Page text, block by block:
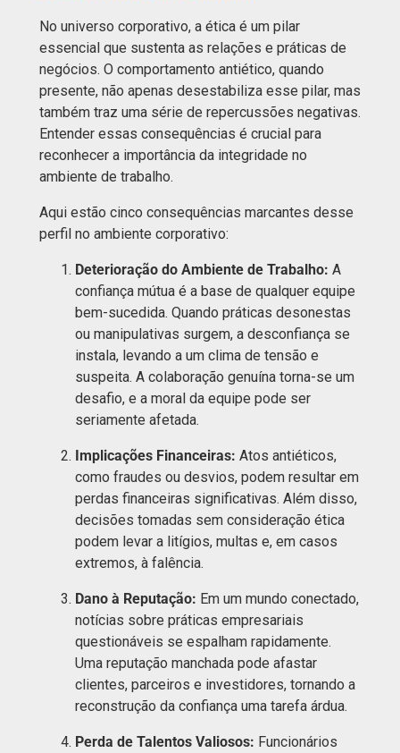
No universo corporativo, a ética é um pilar
essencial que sustenta as relações e práticas de
negócios. O comportamento antiético, quando
presente, não apenas desestabiliza esse pilar, mas
também traz uma série de repercussões negativas.
Entender essas consequências é crucial para
reconhecer a importância da integridade no
ambiente de trabalho.
Aqui estão cinco consequências marcantes desse
perfil no ambiente corporativo:
Deterioração do Ambiente de Trabalho: A
confiança mútua é a base de qualquer equipe
bem-sucedida. Quando práticas desonestas
ou manipulativas surgem, a desconfiança se
instala, levando a um clima de tensão e
suspeita. A colaboração genuína torna-se um
desafio, e a moral da equipe pode ser
seriamente afetada.
Implicações Financeiras: Atos antiéticos,
como fraudes ou desvios, podem resultar em
perdas financeiras significativas. Além disso,
decisões tomadas sem consideração ética
podem levar a litígios, multas e, em casos
extremos, à falência.
Dano à Reputação: Em um mundo conectado,
notícias sobre práticas empresariais
questionáveis se espalham rapidamente.
Uma reputação manchada pode afastar
clientes, parceiros e investidores, tornando a
reconstrução da confiança uma tarefa árdua.
Perda de Talentos Valiosos: Funcionários